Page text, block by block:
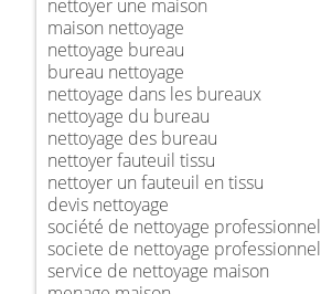
nettoyer une maison
maison nettoyage
nettoyage bureau
bureau nettoyage
nettoyage dans les bureaux
nettoyage du bureau
nettoyage des bureau
nettoyer fauteuil tissu
nettoyer un fauteuil en tissu
devis nettoyage
société de nettoyage professionnel
societe de nettoyage professionnel
service de nettoyage maison